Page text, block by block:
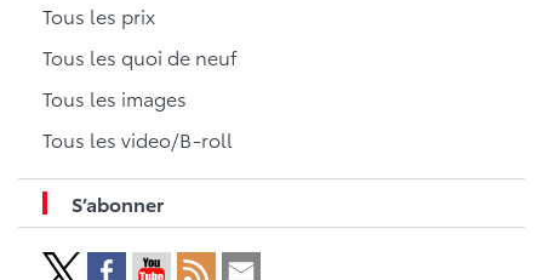
Tous les prix
Tous les quoi de neuf
Tous les images
Tous les video/B-roll
S’abonner